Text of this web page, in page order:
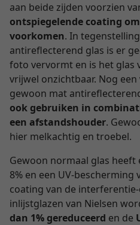
aan beide zijden voorzien
ontspiegelende coating
voorkomen. In
antireflecterend glas is er
foto vervormt en is het glas
vrijwel onzichtbaar. Nog
gewoon mat
ook gebruiken in
een afstandshouder.
hier melkachtig en troebel.
Gewoon normaal glas
8% en een UV-bescherming
coating van de
inlijstglazen van Nielsen
dan 1% gereduceerd en de